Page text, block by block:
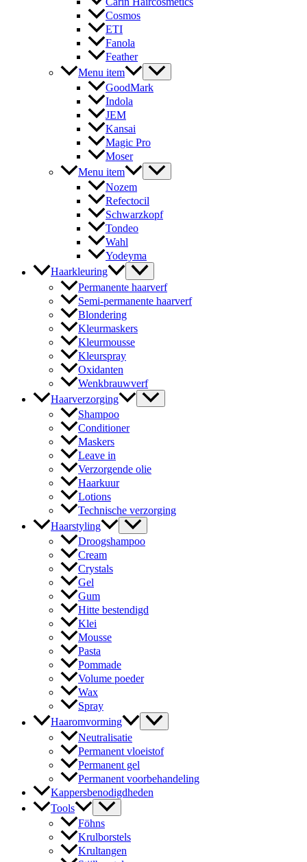
Cosmos
ETI
Fanola
Feather
Menu item
GoodMark
Indola
JEM
Kansai
Magic Pro
Moser
Menu item
Nozem
Refectocil
Schwarzkopf
Tondeo
Wahl
Yodeyma
Haarkleuring
Permanente haarverf
Semi-permanente haarverf
Blondering
Kleurmaskers
Kleurmousse
Kleurspray
Oxidanten
Wenkbrauwverf
Haarverzorging
Shampoo
Conditioner
Maskers
Leave in
Verzorgende olie
Haarkuur
Lotions
Technische verzorging
Haarstyling
Droogshampoo
Cream
Crystals
Gel
Gum
Hitte bestendigd
Klei
Mousse
Pasta
Pommade
Volume poeder
Wax
Spray
Haaromvorming
Neutralisatie
Permanent vloeistof
Permanent gel
Permanent voorbehandeling
Kappersbenodigdheden
Tools
Föhns
Krulborstels
Krultangen